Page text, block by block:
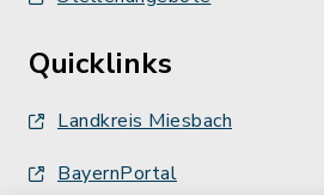
Quicklinks
Landkreis Miesbach
BayernPortal